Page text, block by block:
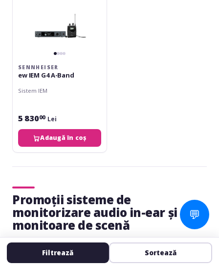
SENNHEISER
ew IEM G4 A-Band
Sistem IEM
5 83000 Lei
Adaugă în coș
Promoții sisteme de
monitorizare audio in-ear și
monitoare de scenă
ROQ
EM6
ROQ
EM7
Filtrează Sortează
💬